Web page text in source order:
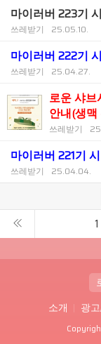
마이러버 223기
쓰레받기 25.05.10.
마이러버 222기
쓰레받기 25.04.27.
로운 샤브
안내(생
쓰레받기
마이러버 221기
쓰레받기 25.04.04.
1
소개
광